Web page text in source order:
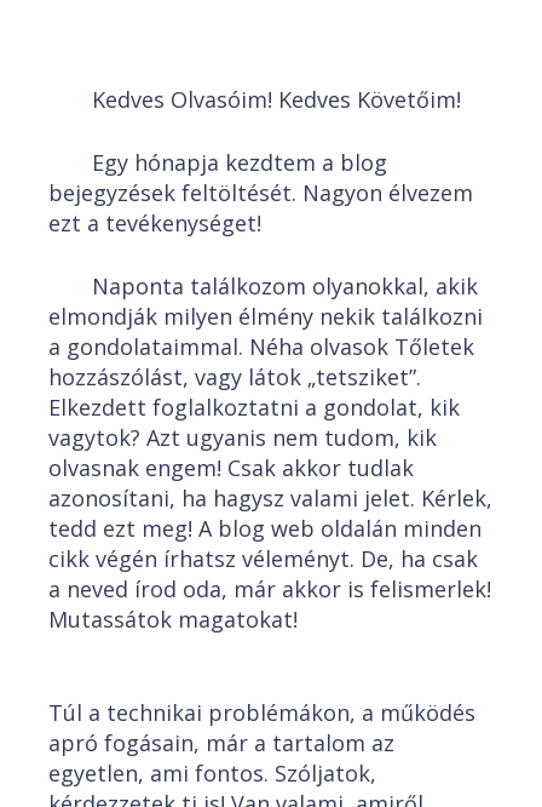
Kedves Olvasóim! Kedves Követőim!
Egy hónapja kezdtem a blog
bejegyzések feltöltését. Nagyon élvezem
ezt a tevékenységet!
Naponta találkozom olyanokkal, akik
elmondják milyen élmény nekik találkozni
a gondolataimmal. Néha olvasok Tőletek
hozzászólást, vagy látok „tetsziket”.
Elkezdett foglalkoztatni a gondolat, kik
vagytok? Azt ugyanis nem tudom, kik
olvasnak engem! Csak akkor tudlak
azonosítani, ha hagysz valami jelet. Kérlek,
tedd ezt meg! A blog web oldalán minden
cikk végén írhatsz véleményt. De, ha csak
a neved írod oda, már akkor is felismerlek!
Mutassátok magatokat!
Túl a technikai problémákon, a működés
apró fogásain, már a tartalom az
egyetlen, ami fontos. Szóljatok,